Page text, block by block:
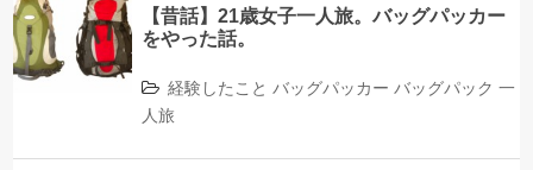
【昔話】21歳女子一人旅。バッグパッカー
をやった話。
経験したこと バッグパッカー バッグパック 一
人旅